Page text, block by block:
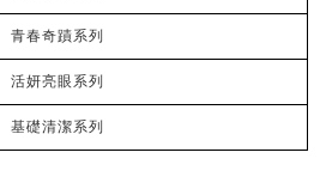
青春奇蹟系列
活妍亮眼系列
基礎清潔系列